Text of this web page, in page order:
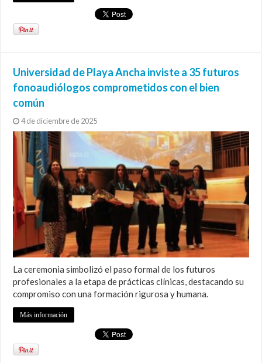
Universidad de Playa Ancha inviste a 35 futuros
fonoaudiólogos comprometidos con el bien
común
4 de diciembre de 2025
La ceremonia simbolizó el paso formal de los futuros
profesionales a la etapa de prácticas clínicas, destacando su
compromiso con una formación rigurosa y humana.
Más información